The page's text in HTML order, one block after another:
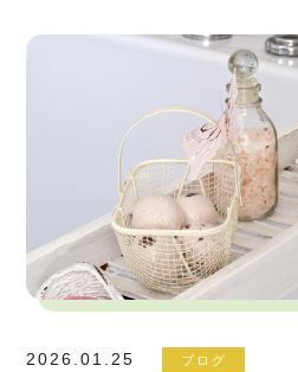
2026.01.25 ブログ